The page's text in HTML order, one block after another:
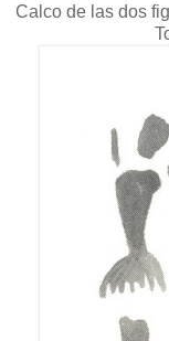
Calco de las dos